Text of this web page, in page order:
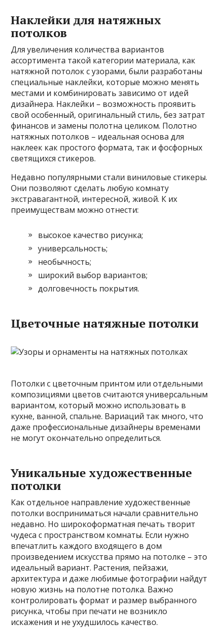
Наклейки для натяжных
потолков
Для увеличения количества вариантов
ассортимента такой категории материала, как
натяжной потолок с узорами, были разработаны
специальные наклейки, которые можно менять
местами и комбинировать зависимо от идей
дизайнера. Наклейки – возможность проявить
свой особенный, оригинальный стиль, без затрат
финансов и замены полотна целиком. Полотно
натяжных потолков – идеальная основа для
наклеек как простого формата, так и фосфорных
светящихся стикеров.
Недавно популярными стали виниловые стикеры.
Они позволяют сделать любую комнату
экстравагантной, интересной, живой. К их
преимуществам можно отнести:
высокое качество рисунка;
универсальность;
необычность;
широкий выбор вариантов;
долговечность покрытия.
Цветочные натяжные потолки
Потолки с цветочным принтом или отдельными
композициями цветов считаются универсальным
вариантом, который можно использовать в
кухне, ванной, спальне. Вариаций так много, что
даже профессиональные дизайнеры временами
не могут окончательно определиться.
Уникальные художественные
потолки
Как отдельное направление художественные
потолки восприниматься начали сравнительно
недавно. Но широкоформатная печать творит
чудеса с пространством комнаты. Если нужно
впечатлить каждого входящего в дом
произведением искусства прямо на потолке – это
идеальный вариант. Растения, пейзажи,
архитектура и даже любимые фотографии найдут
новую жизнь на полотне потолка. Важно
контролировать формат и размер выбранного
рисунка, чтобы при печати не возникло
искажения и не ухудшилось качество.